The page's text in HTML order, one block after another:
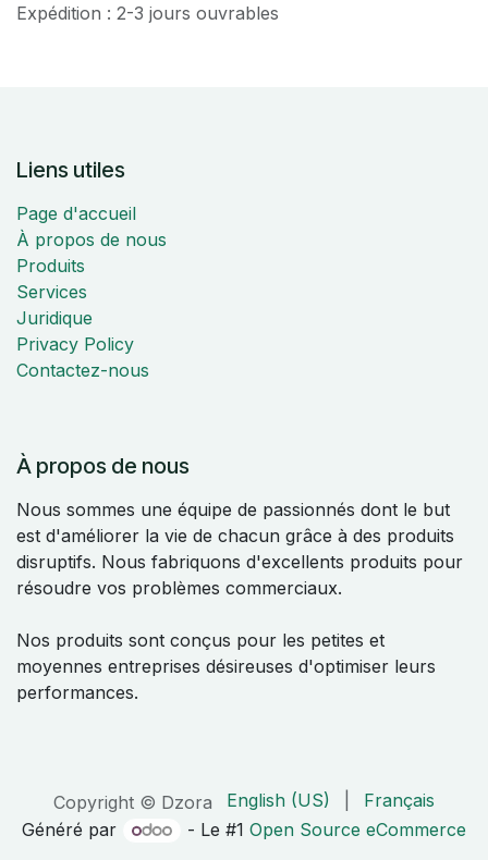
Expédition : 2-3 jours ouvrables
Liens utiles
Page d'accueil
À propos de nous
Produits
Services
Juridique
Privacy Policy
Contactez-nous
À propos de nous
Nous sommes une équipe de passionnés dont le but
est d'améliorer la vie de chacun grâce à des produits
disruptifs. Nous fabriquons d'excellents produits pour
résoudre vos problèmes commerciaux.
Nos produits sont conçus pour les petites et
moyennes entreprises désireuses d'optimiser leurs
performances.
Copyright © Dzora English (US)
Français
Généré par
- Le #1 Open Source eCommerce